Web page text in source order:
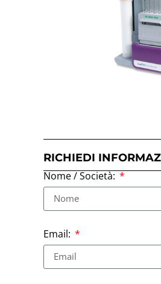
RICHIEDI
Nome / Società:
Email: